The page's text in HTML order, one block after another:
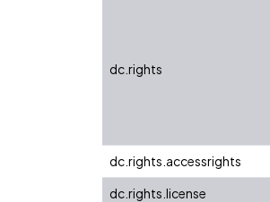
dc.rights
dc.rights.accessrights
dc.rights.license